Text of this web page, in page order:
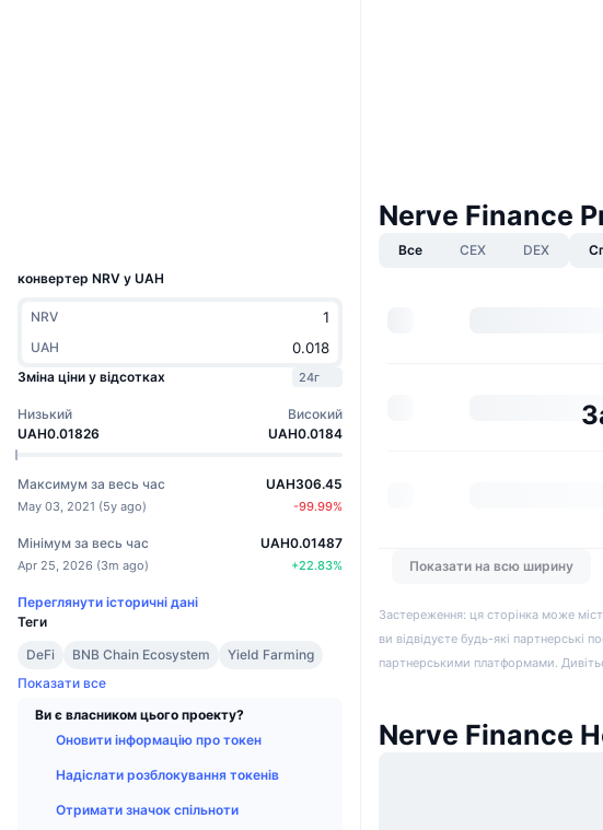
конвертер NRV у UAH
NRV
UAH
Зміна ціни у відсотках
24г
Низький
UAH0.01826
Високий
UAH0.0184
Максимум за весь час
May 03, 2021 (5y ago)
UAH306.45
-99.99%
Мінімум за весь час
Apr 25, 2026 (3m ago)
UAH0.01487
+22.83%
Переглянути історичні дані
Теги
DeFi
BNB Chain Ecosystem
Yield Farming
Показати все
Ви є власником цього проекту?
Оновити інформацію про токен
Надіслати розблокування токенів
Отримати значок спільноти
Nerve Finance
Все CEX DEX
Показати на всю ширину
Застереження: ця сторінка може
ви відвідуєте будь-які партнерські
партнерськими платформами.
Nerve Finance